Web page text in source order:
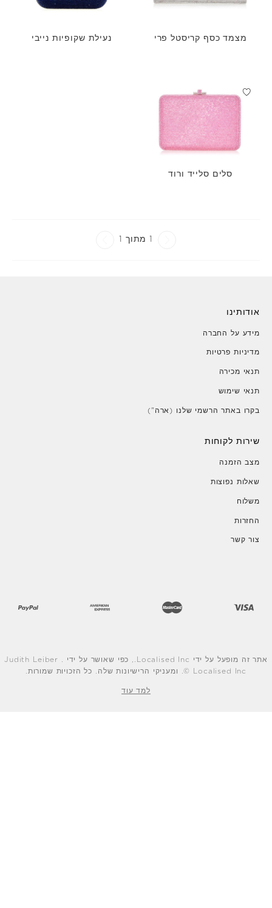
מצמד כסף קריסטל פרי נעילת שקופיות נייבי
סלים סלייד ורוד
1 מתוך 1
אודותינו
מידע על החברה
מדיניות פרטיות
תנאי מכירה
תנאי שימוש
בקרו באתר הרשמי שלנו (ארה")
שירות לקוחות
מצב הזמנה
שאלות נפוצות
משלוח
החזרות
צור קשר
אתר זה מופעל על ידי Localised Inc., כפי שאושר על ידי Judith Leiber .
© Localised Inc. ומעניקי הרישיונות שלה. כל הזכויות שמורות.
למד עוד